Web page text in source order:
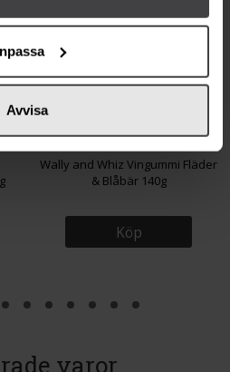
Avvisa
94 kr
Wally and Whiz Vingummi Fläder
& Blåbär 140g
Köp
varor